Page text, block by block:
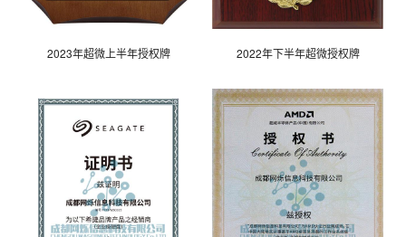
2023年超微上半年授权牌 2022年下半年超微授权牌